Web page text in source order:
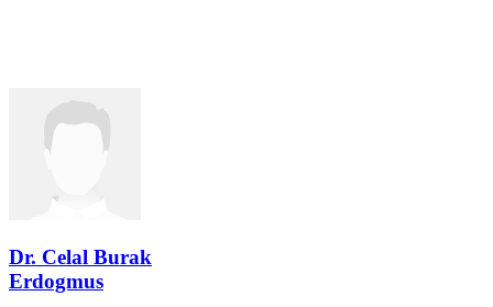
Dr. Celal Burak
Erdogmus